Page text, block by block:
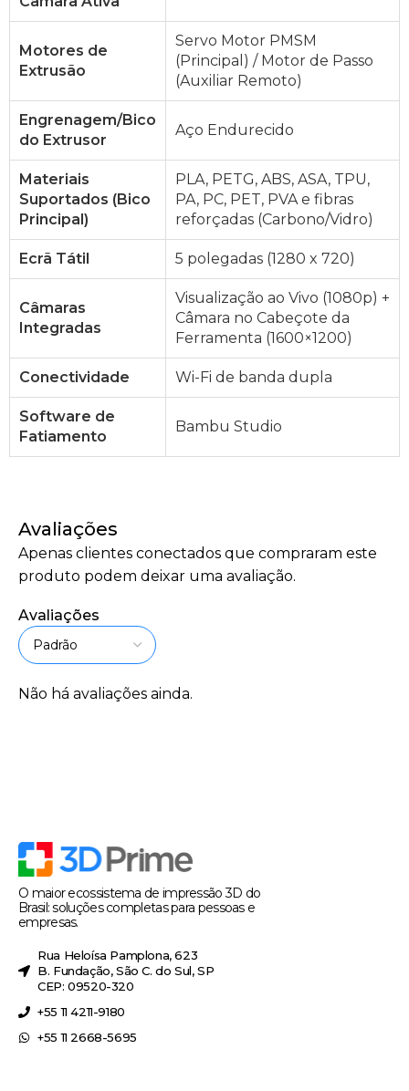
Motores de
Extrusão
Servo Motor PMSM
(Principal) / Motor de Passo
(Auxiliar Remoto)
Engrenagem/Bico
do Extrusor
Aço Endurecido
Materiais
Suportados (Bico
Principal)
PLA, PETG, ABS, ASA, TPU,
PA, PC, PET, PVA e fibras
reforçadas (Carbono/Vidro)
Ecrã Tátil 5 polegadas (1280 x 720)
Câmaras
Integradas
Visualização ao Vivo (1080p) +
Câmara no Cabeçote da
Ferramenta (1600×1200)
Conectividade Wi-Fi de banda dupla
Software de
Fatiamento
Bambu Studio
Avaliações
Avaliações
Não há avaliações ainda.
Apenas clientes conectados que compraram este
produto podem deixar uma avaliação.
O maior ecossistema de impressão 3D do
Brasil: soluções completas para pessoas e
empresas.
Rua Heloísa Pamplona, 623
B. Fundação, São C. do Sul, SP
CEP: 09520-320
+55 11 4211-9180
+55 11 2668-5695